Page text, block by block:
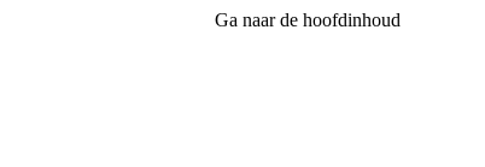
Ga naar de hoofdinhoud